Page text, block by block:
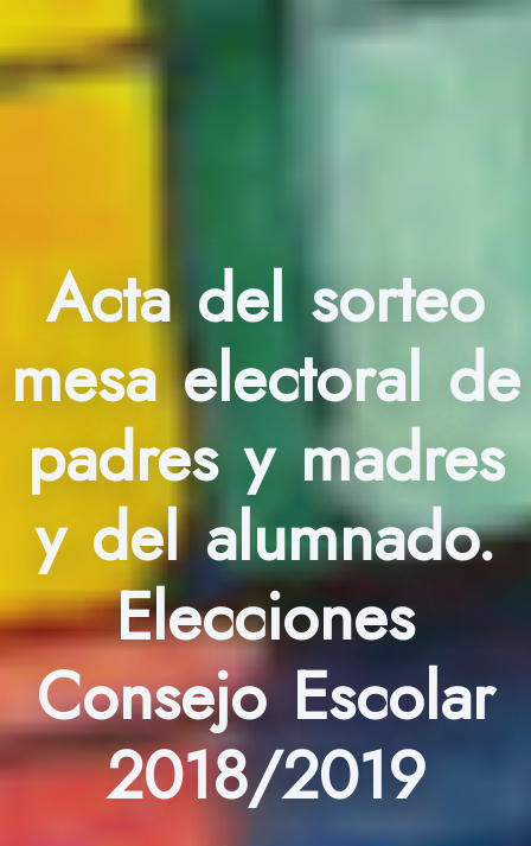
Acta del sorteo
mesa electoral de
padres y madres
y del alumnado.
Elecciones
Consejo Escolar
2018/2019